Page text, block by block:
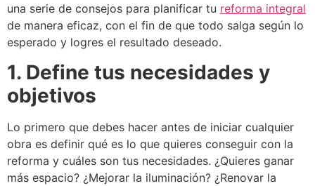
una serie de consejos para planificar tu reforma integral
de manera eficaz, con el fin de que todo salga según lo
esperado y logres el resultado deseado.
1. Define tus necesidades y
objetivos
Lo primero que debes hacer antes de iniciar cualquier
obra es definir qué es lo que quieres conseguir con la
reforma y cuáles son tus necesidades. ¿Quieres ganar
más espacio? ¿Mejorar la iluminación? ¿Renovar la